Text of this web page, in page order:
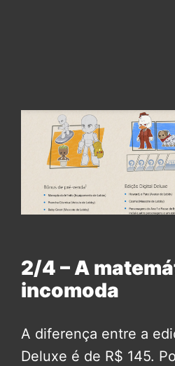
2/4 – A
incomoda
A diferença entre a
Deluxe é de R$ 145.